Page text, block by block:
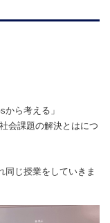
ら考える」
会課題の解決とはにつ
同じ授業をしていきま